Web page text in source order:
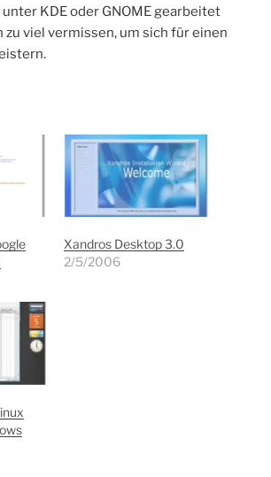
KDE oder GNOME gearbeitet
zu viel vermissen, um sich für einen
Xandros Desktop 3.0
2/5/2006